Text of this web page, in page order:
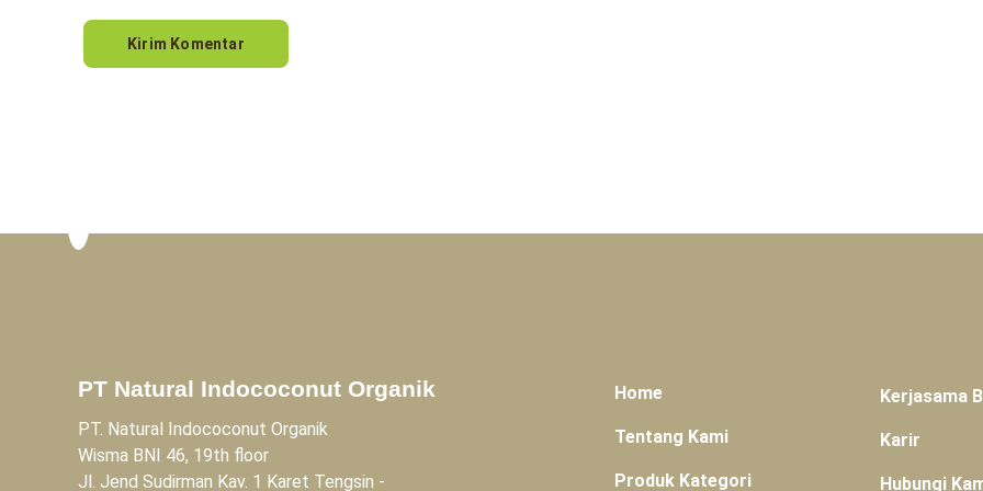
PT Natural Indococonut Organik
PT. Natural Indococonut Organik
Wisma BNI 46, 19th floor
Jl. Jend Sudirman Kav. 1 Karet Tengsin -
Home
Tentang Kami
Produk Kategori
Kerjasama
Karir
Hubungi